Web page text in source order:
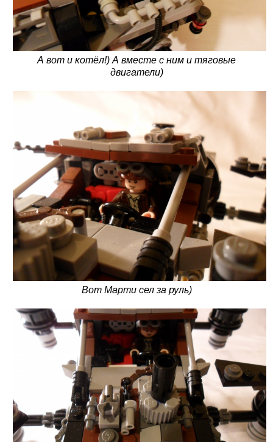
А вот и котёл!) А вместе с ним и тяговые
двигатели)
Вот Марти сел за руль)